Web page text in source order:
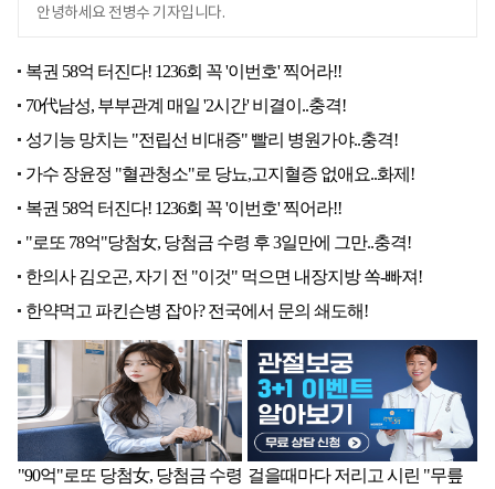
안녕하세요 전병수 기자입니다.